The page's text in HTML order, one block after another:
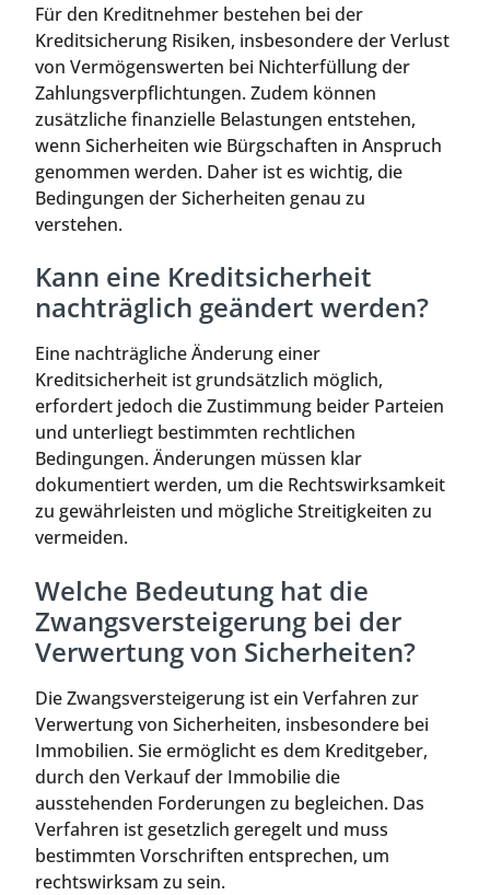
Für den Kreditnehmer bestehen bei der
Kreditsicherung Risiken, insbesondere der Verlust
von Vermögenswerten bei Nichterfüllung der
Zahlungsverpflichtungen. Zudem können
zusätzliche finanzielle Belastungen entstehen,
wenn Sicherheiten wie Bürgschaften in Anspruch
genommen werden. Daher ist es wichtig, die
Bedingungen der Sicherheiten genau zu
verstehen.
Kann eine Kreditsicherheit
nachträglich geändert werden?
Eine nachträgliche Änderung einer
Kreditsicherheit ist grundsätzlich möglich,
erfordert jedoch die Zustimmung beider Parteien
und unterliegt bestimmten rechtlichen
Bedingungen. Änderungen müssen klar
dokumentiert werden, um die Rechtswirksamkeit
zu gewährleisten und mögliche Streitigkeiten zu
vermeiden.
Welche Bedeutung hat die
Zwangsversteigerung bei der
Verwertung von Sicherheiten?
Die Zwangsversteigerung ist ein Verfahren zur
Verwertung von Sicherheiten, insbesondere bei
Immobilien. Sie ermöglicht es dem Kreditgeber,
durch den Verkauf der Immobilie die
ausstehenden Forderungen zu begleichen. Das
Verfahren ist gesetzlich geregelt und muss
bestimmten Vorschriften entsprechen, um
rechtswirksam zu sein.